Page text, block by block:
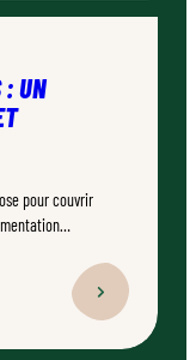
: UN
pour couvrir